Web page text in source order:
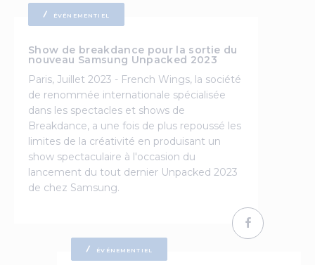
ÉVÉNEMENTIEL
Show de breakdance pour la sortie du
nouveau Samsung Unpacked 2023
Paris, Juillet 2023 - French Wings, la société
de renommée internationale spécialisée
dans les spectacles et shows de
Breakdance, a une fois de plus repoussé les
limites de la créativité en produisant un
show spectaculaire à l'occasion du
lancement du tout dernier Unpacked 2023
de chez Samsung.
ÉVÉNEMENTIEL